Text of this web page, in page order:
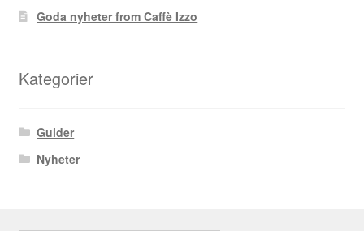
Goda nyheter from Caffè Izzo
Kategorier
Guider
Nyheter